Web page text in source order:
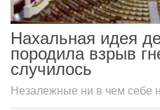
Нахальная идея
породила взрыв
случилось
Незалежные ни в чем себе